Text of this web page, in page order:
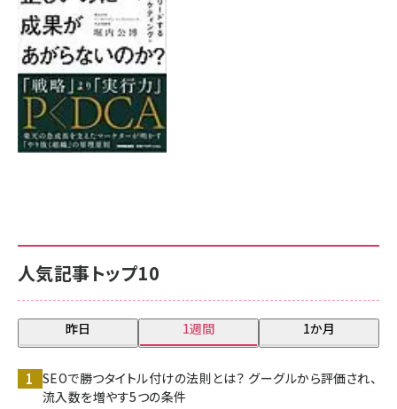
人気記事トップ10
昨日 1週間 1か月
SEOで勝つタイトル付けの法則とは？ グーグルから評価され、
流入数を増やす5つの条件
8月7日 10:00